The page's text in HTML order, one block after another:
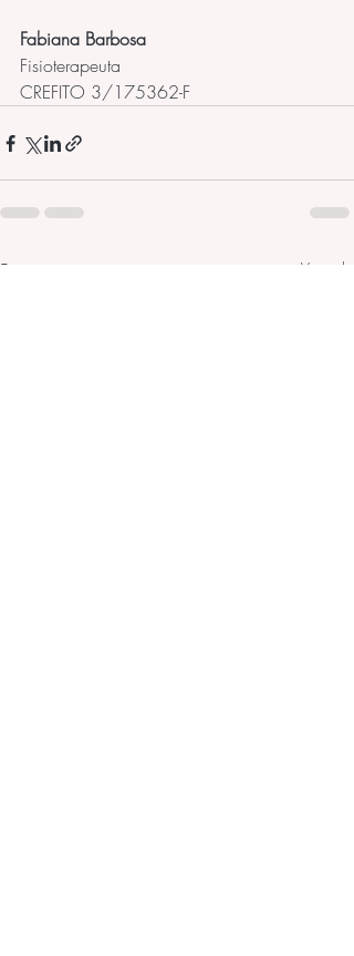
Fabiana Barbosa
Fisioterapeuta
CREFITO 3/175362-F
Posts recentes Ver tudo